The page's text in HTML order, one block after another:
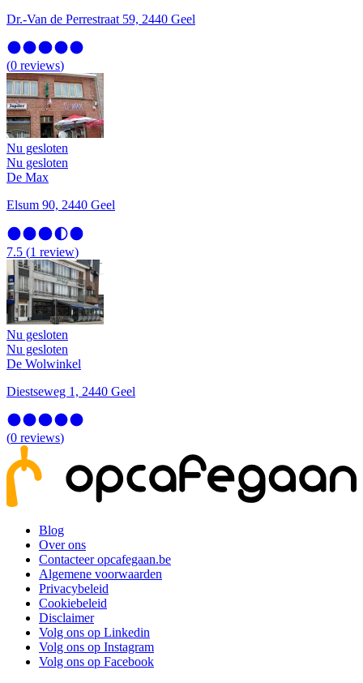
Dr.-Van de Perrestraat 59, 2440 Geel
(0 reviews)
Nu gesloten
Nu gesloten
De Max
Elsum 90, 2440 Geel
7.5 (1 review)
Nu gesloten
Nu gesloten
De Wolwinkel
Diestseweg 1, 2440 Geel
(0 reviews)
Blog
Over ons
Contacteer opcafegaan.be
Algemene voorwaarden
Privacybeleid
Cookiebeleid
Disclaimer
Volg ons op Linkedin
Volg ons op Instagram
Volg ons op Facebook